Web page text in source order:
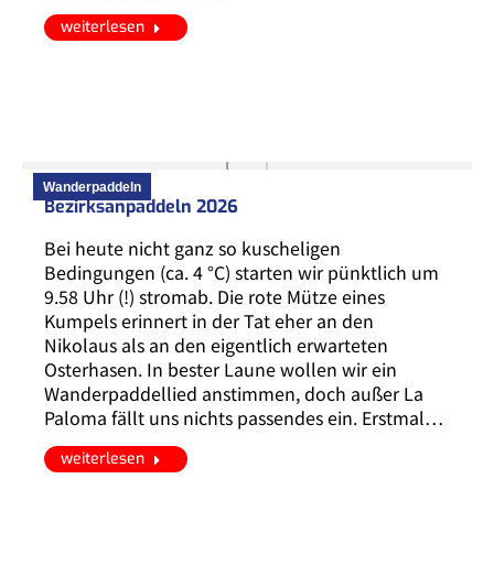
weiterlesen
Wanderpaddeln
Bezirksanpaddeln 2026
Bei heute nicht ganz so kuscheligen
Bedingungen (ca. 4 °C) starten wir pünktlich um
9.58 Uhr (!) stromab. Die rote Mütze eines
Kumpels erinnert in der Tat eher an den
Nikolaus als an den eigentlich erwarteten
Osterhasen. In bester Laune wollen wir ein
Wanderpaddellied anstimmen, doch außer La
Paloma fällt uns nichts passendes ein. Erstmal…
weiterlesen